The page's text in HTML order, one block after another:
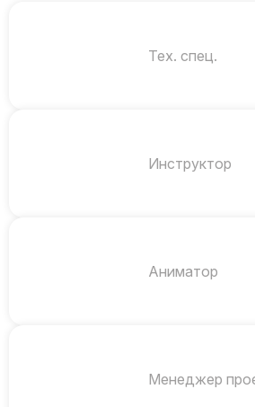
Тех. спец.
Инструктор
Аниматор
Менеджер